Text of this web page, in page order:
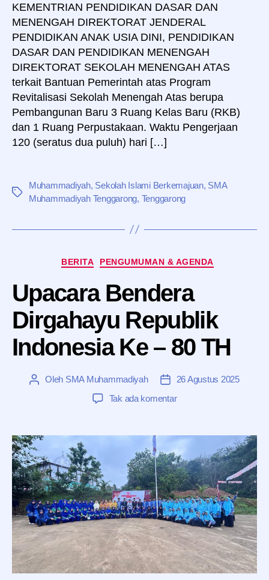
KEMENTRIAN PENDIDIKAN DASAR DAN
MENENGAH DIREKTORAT JENDERAL
PENDIDIKAN ANAK USIA DINI, PENDIDIKAN
DASAR DAN PENDIDIKAN MENENGAH
DIREKTORAT SEKOLAH MENENGAH ATAS
terkait Bantuan Pemerintah atas Program
Revitalisasi Sekolah Menengah Atas berupa
Pembangunan Baru 3 Ruang Kelas Baru (RKB)
dan 1 Ruang Perpustakaan. Waktu Pengerjaan
120 (seratus dua puluh) hari […]
Tag
Muhammadiyah, Sekolah Islami Berkemajuan, SMA
Muhammadiyah Tenggarong, Tenggarong
Kategori
BERITA PENGUMUMAN & AGENDA
Upacara Bendera
Dirgahayu Republik
Indonesia Ke – 80 TH
Penulis
Oleh SMA Muhammadiyah
Tanggal
artikel
26 Agustus 2025
Tak ada komentarpada
Dirgahayu
Republik
Indonesia
Ke
–
80
TH